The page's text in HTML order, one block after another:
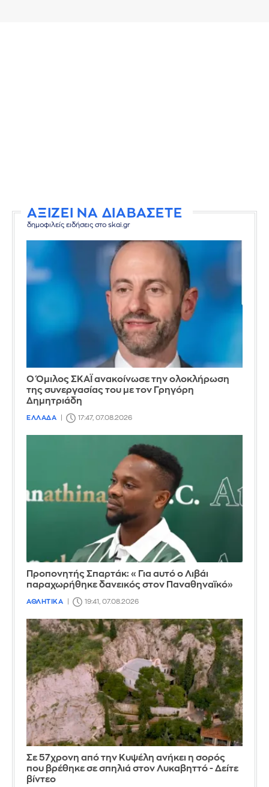
ΑΞΙΖΕΙ ΝΑ ΔΙΑΒΑΣΕΤΕ
δημοφιλείς ειδήσεις στο skai.gr
Ο Όμιλος ΣΚΑΪ ανακοίνωσε την ολοκλήρωση
της συνεργασίας του με τον Γρηγόρη
Δημητριάδη
ΕΛΛΑΔΑ 17:47, 07.08.2026
Προπονητής Σπαρτάκ: «Για αυτό ο Λιβάι
παραχωρήθηκε δανεικός στον Παναθηναϊκό»
ΑΘΛΗΤΙΚΑ 19:41, 07.08.2026
Σε 57χρονη από την Κυψέλη ανήκει η σορός
που βρέθηκε σε σπηλιά στον Λυκαβηττό - Δείτε
βίντεο